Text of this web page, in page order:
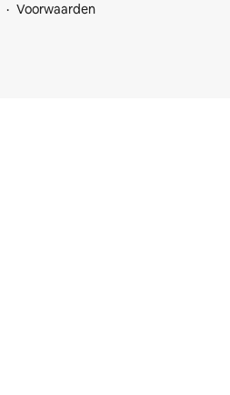
Voorwaarden